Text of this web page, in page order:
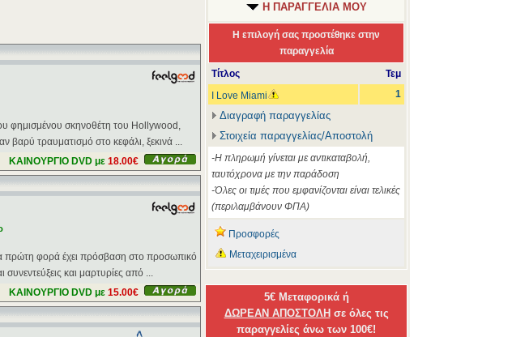
φημισμένου σκηνοθέτη του Hollywood,
βαρύ τραυματισμό στο κεφάλι, ξεκινά ...
ΚΑΙΝΟΥΡΓΙΟ DVD με 18.00€
πρώτη φορά έχει πρόσβαση στο προσωπικό
και μαρτυρίες από ...
ΚΑΙΝΟΥΡΓΙΟ DVD με 15.00€
Η ΠΑΡΑΓΓΕΛΙΑ ΜΟΥ
Η επιλογή σας προστέθηκε στην
παραγγελία
Τίτλος
Τεμ
I Love Miami
1
Διαγραφή παραγγελίας
Στοιχεία παραγγελίας/Αποστολή
-Η πληρωμή γίνεται με αντικαταβολή,
ταυτόχρονα με την παράδοση
-Όλες οι τιμές που εμφανίζονται είναι τελικές
(περιλαμβάνουν ΦΠΑ)
Προσφορές
Μεταχειρισμένα
5€ Μεταφορικά ή
ΔΩΡΕΑΝ ΑΠΟΣΤΟΛΗ σε όλες τις
παραγγελίες άνω των 100€!